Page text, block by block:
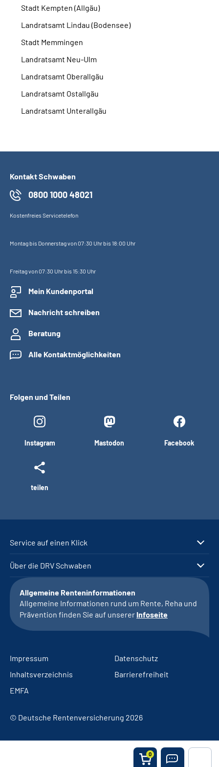
Stadt Kempten (Allgäu)
Landratsamt Lindau (Bodensee)
Stadt Memmingen
Landratsamt Neu-Ulm
Landratsamt Oberallgäu
Landratsamt Ostallgäu
Landratsamt Unterallgäu
0
Kontakt Schwaben
0800 1000 48021
Kostenfreies Servicetelefon
Montag bis Donnerstag von 07:30 Uhr bis 18:00 Uhr
Freitag von 07:30 Uhr bis 15:30 Uhr
Mein Kundenportal
Nachricht schreiben
Beratung
Alle Kontaktmöglichkeiten
Folgen und Teilen
Instagram Mastodon Facebook
teilen
Service auf einen Klick
Über die DRV Schwaben
Allgemeine Renteninformationen
Allgemeine Informationen rund um Rente, Reha und
Prävention finden Sie auf unserer Infoseite
Impressum
Datenschutz
Inhaltsverzeichnis
Barrierefreiheit
EMFA
© Deutsche Rentenversicherung 2026